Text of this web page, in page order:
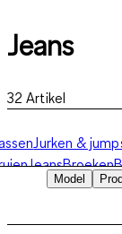
Jeans
32 Artikel
Jurken &
JeansBroeken
Model